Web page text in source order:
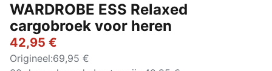
WARDROBE ESS Relaxed
cargobroek voor heren
42,95 €
Origineel:69,95 €